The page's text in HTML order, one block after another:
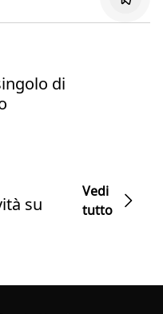
di
su
Vedi
tutto